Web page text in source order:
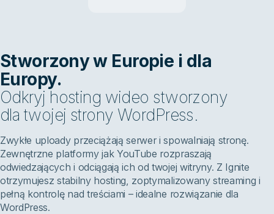
Stworzony w Europie i dla
Europy.
Odkryj hosting wideo stworzony
dla twojej strony WordPress.
Zwykłe uploady przeciążają serwer i spowalniają stronę.
Zewnętrzne platformy jak YouTube rozpraszają
odwiedzających i odciągają ich od twojej witryny. Z Ignite
otrzymujesz stabilny hosting, zoptymalizowany streaming i
pełną kontrolę nad treściami – idealne rozwiązanie dla
WordPress.